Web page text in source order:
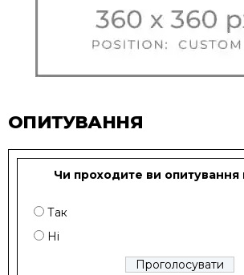
ОПИТУВАННЯ
Чи проходите ви опитування
Так
Ні